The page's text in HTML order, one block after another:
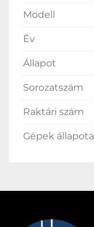
Modell
Év
Állapot
Sorozatszám
Raktári szám
Gépek állapota